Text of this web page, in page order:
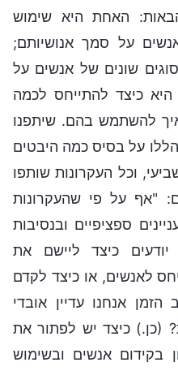
האחת היא שימוש
על סמך אנושיותם;
שונים של אנשים על
היא כיצד להתייחס לכמה
להשתמש בהם. שיתפנו
על בסיס כמה היבטים
וכל העקרונות שותפו
"אף על פי שהעקרונות
ספציפיים ובנסיבות
יודעים כיצד ליישם את
לאנשים, או כיצד לקדם
אנחנו עדיין אובדי
(כן.) כיצד יש לפתור את
בקידום אנשים ובשימוש